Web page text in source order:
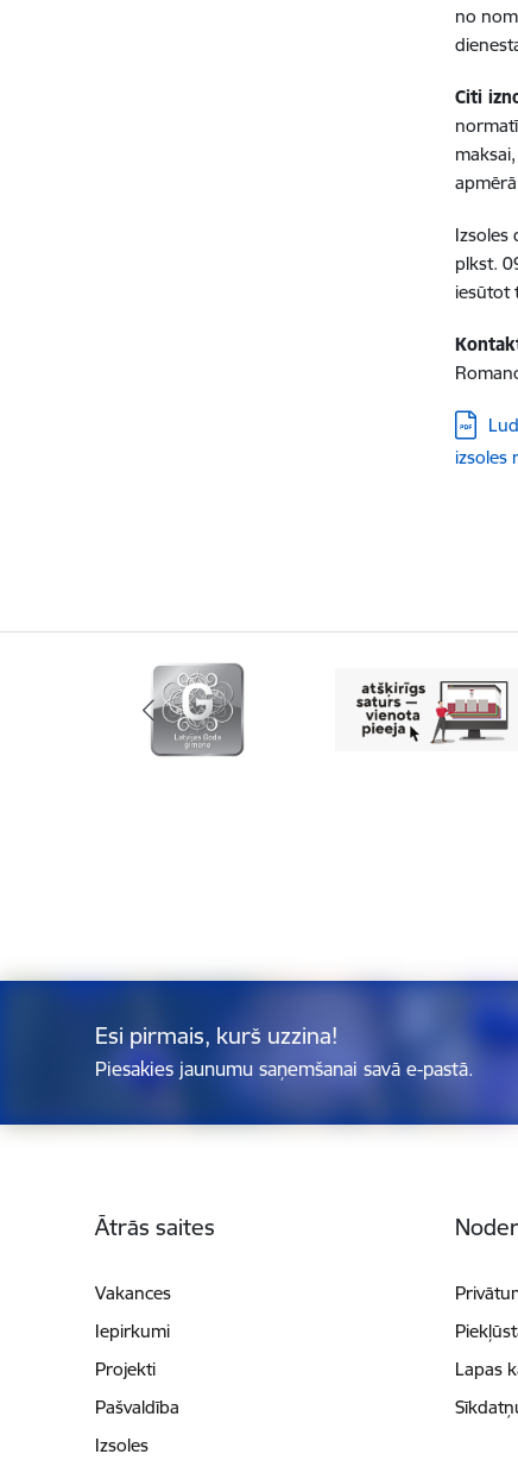
no
Citi
Izsoles
plkst.
iesūtot
izsoles
Esi pirmais, kurš uzzina!
Piesakies jaunumu saņemšanai savā e-pastā.
Ātrās saites
Vakances
Iepirkumi
Projekti
Pašvaldība
Izsoles
Lapas